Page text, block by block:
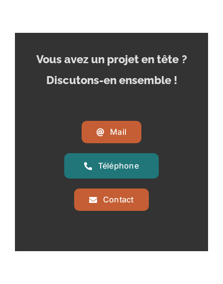
Vous avez un projet en tête ?
Discutons-en ensemble !
Mail
Téléphone
Contact